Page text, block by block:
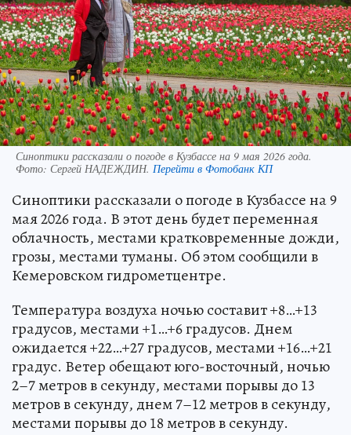
Синоптики рассказали о погоде в Кузбассе на 9 мая 2026 года.
Фото: Сергей НАДЕЖДИН. Перейти в Фотобанк КП
Синоптики рассказали о погоде в Кузбассе на 9
мая 2026 года. В этот день будет переменная
облачность, местами кратковременные дожди,
грозы, местами туманы. Об этом сообщили в
Кемеровском гидрометцентре.
Температура воздуха ночью составит +8…+13
градусов, местами +1…+6 градусов. Днем
ожидается +22…+27 градусов, местами +16…+21
градус. Ветер обещают юго-восточный, ночью
2–7 метров в секунду, местами порывы до 13
метров в секунду, днем 7–12 метров в секунду,
местами порывы до 18 метров в секунду.